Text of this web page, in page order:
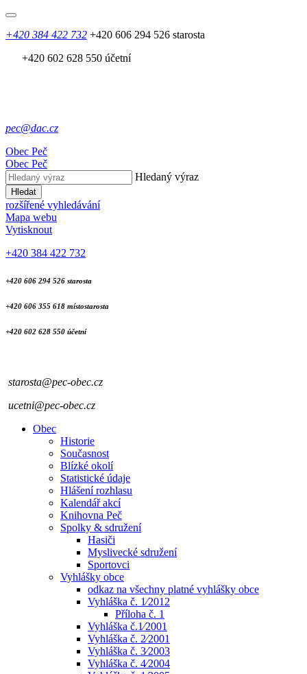
+420 384 422 732 +420 606 294 526 starosta
+420 602 628 550 účetní
pec@dac.cz
Obec Peč
Obec Peč
Hledaný výraz
Hledat
rozšířené vyhledávání
Mapa webu
Vytisknout
+420 384 422 732
+420 606 294 526 starosta
+420 606 355 618 místostarosta
+420 602 628 550 účetní
starosta@pec-obec.cz
ucetni@pec-obec.cz
Obec
Historie
Současnost
Blízké okolí
Statistické údaje
Hlášení rozhlasu
Kalendář akcí
Knihovna Peč
Spolky & sdružení
Hasiči
Myslivecké sdružení
Sportovci
Vyhlášky obce
odkaz na všechny platné vyhlášky obce
Vyhláška č. 1⁄2012
Příloha č. 1
Vyhláška č.1⁄2001
Vyhláška č. 2⁄2001
Vyhláška č. 3⁄2003
Vyhláška č. 4⁄2004